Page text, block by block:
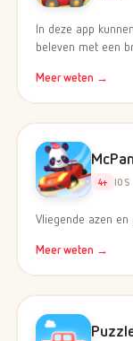
In deze app
beleven met een
Meer weten →
4+ IOS
Vliegende azen en
Meer weten →